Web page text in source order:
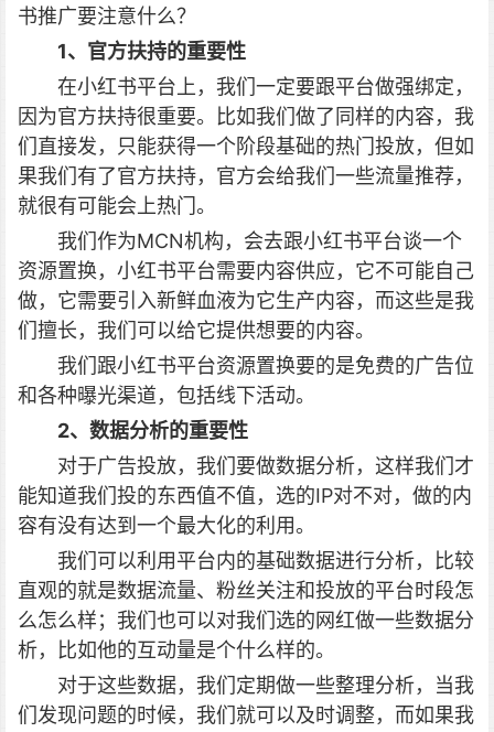
书推广要注意什么？
1、官方扶持的重要性
在小红书平台上，我们一定要跟平台做强绑定，
因为官方扶持很重要。比如我们做了同样的内容，我
们直接发，只能获得一个阶段基础的热门投放，但如
果我们有了官方扶持，官方会给我们一些流量推荐，
就很有可能会上热门。
我们作为MCN机构，会去跟小红书平台谈一个
资源置换，小红书平台需要内容供应，它不可能自己
做，它需要引入新鲜血液为它生产内容，而这些是我
们擅长，我们可以给它提供想要的内容。
我们跟小红书平台资源置换要的是免费的广告位
和各种曝光渠道，包括线下活动。
2、数据分析的重要性
对于广告投放，我们要做数据分析，这样我们才
能知道我们投的东西值不值，选的IP对不对，做的内
容有没有达到一个最大化的利用。
我们可以利用平台内的基础数据进行分析，比较
直观的就是数据流量、粉丝关注和投放的平台时段怎
么怎么样；我们也可以对我们选的网红做一些数据分
析，比如他的互动量是个什么样的。
对于这些数据，我们定期做一些整理分析，当我
们发现问题的时候，我们就可以及时调整，而如果我